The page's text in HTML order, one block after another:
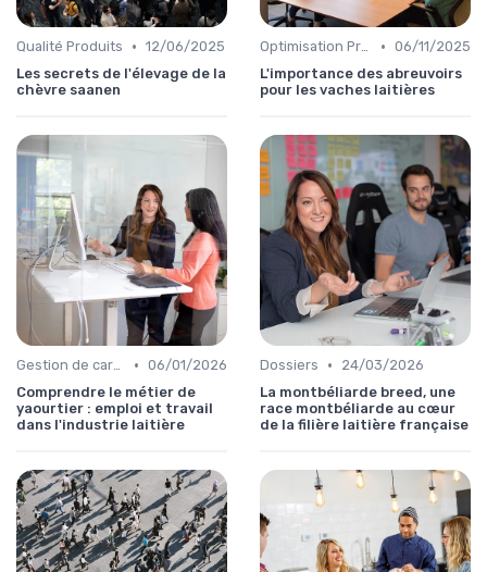
Qualité Produits • 12/06/2025
Les secrets de l'élevage de la
chèvre saanen
Optimisation Production • 06/11/2025
L'importance des abreuvoirs
pour les vaches laitières
Gestion de carrière • 06/01/2026
Comprendre le métier de
yaourtier : emploi et travail
dans l'industrie laitière
Dossiers •
24/03/2026
La montbéliarde breed, une
race montbéliarde au cœur
de la filière laitière française